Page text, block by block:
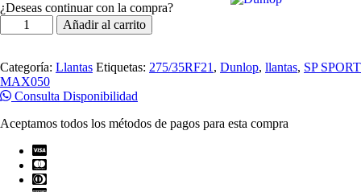
¿Deseas continuar con la compra?
Llantas
Dunlop
SPORT
MAX050
275/35
cantidad
Añadir al carrito
Categoría: Llantas Etiquetas: 275/35RF21, Dunlop, llantas, SP SPORT
MAX050
Consulta Disponibilidad
Aceptamos todos los métodos de pagos para esta compra